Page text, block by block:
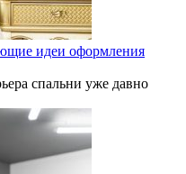
идеи оформления
спальни уже давно